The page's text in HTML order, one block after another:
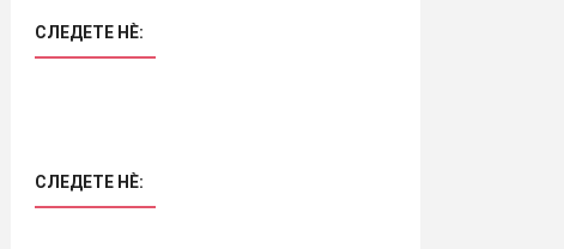
СЛЕДЕТЕ НÈ:
СЛЕДЕТЕ НÈ: